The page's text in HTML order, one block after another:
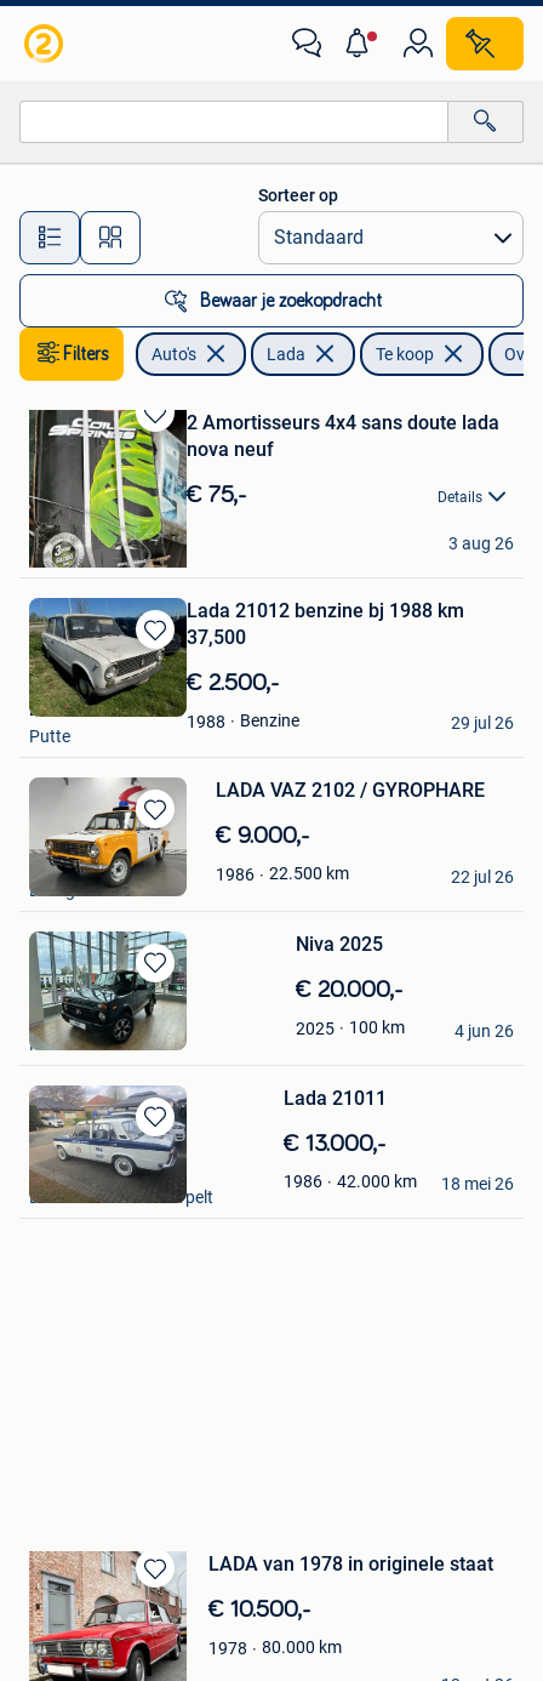
Alle afstanden…
Sorteer op
Bewaar je zoekopdracht
Filters Auto's Lada Te koop
Bewaren
in
Mijn
Favorieten
2 Amortisseurs 4x4 sans doute lada
nova neuf
€ 75,- Details
claudiodus
Malonne
3 aug 26
Bewaren
in
Mijn
Favorieten
Lada 21012 benzine bj 1988 km
37,500
€ 2.500,-
1988 Benzine
BVBA ARARAT
Putte
29 jul 26
Bewaren
in
Mijn
Favorieten
LADA VAZ 2102 / GYROPHARE
€ 9.000,-
1986 22.500 km
AUTO EDITION
Dottignies
22 jul 26
Bewaren
in
Mijn
Favorieten
Niva 2025
€ 20.000,-
2025 100 km
A.k
Mechelen
4 jun 26
Bewaren
in
Mijn
Favorieten
Lada 21011
€ 13.000,-
1986 42.000 km
BUHALIN
Eksel+ Deel Van Overpelt
18 mei 26
Bewaren
in
Mijn
Favorieten
LADA van 1978 in originele staat
€ 10.500,-
1978 80.000 km
Sterretje